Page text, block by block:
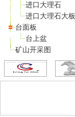
进口大理石
进口大理石大板
台面板
台上盆
矿山开采图